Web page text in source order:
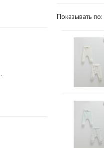
Показывать по: